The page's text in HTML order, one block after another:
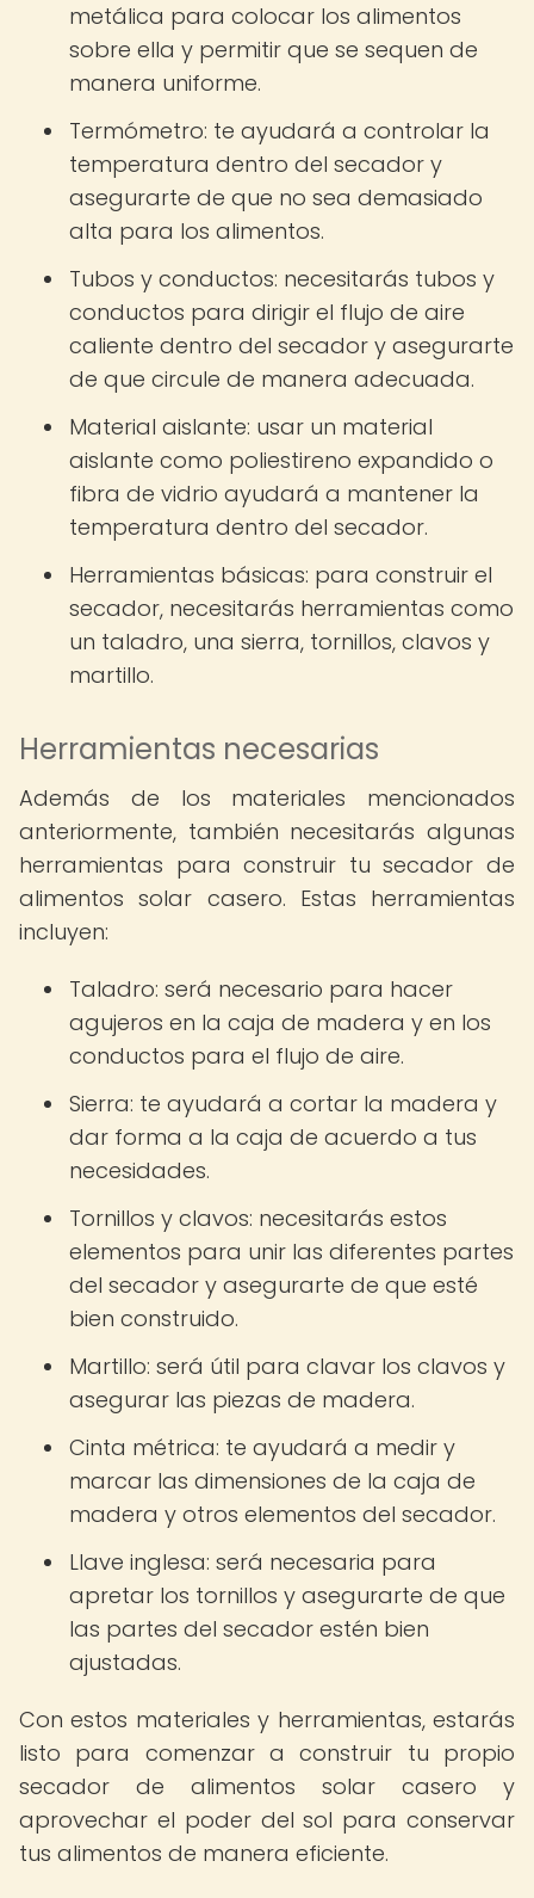
metálica para colocar los alimentos
sobre ella y permitir que se sequen de
manera uniforme.
Termómetro: te ayudará a controlar la
temperatura dentro del secador y
asegurarte de que no sea demasiado
alta para los alimentos.
Tubos y conductos: necesitarás tubos y
conductos para dirigir el flujo de aire
caliente dentro del secador y asegurarte
de que circule de manera adecuada.
Material aislante: usar un material
aislante como poliestireno expandido o
fibra de vidrio ayudará a mantener la
temperatura dentro del secador.
Herramientas básicas: para construir el
secador, necesitarás herramientas como
un taladro, una sierra, tornillos, clavos y
martillo.
Herramientas necesarias
Además de los materiales mencionados
anteriormente, también necesitarás algunas
herramientas para construir tu secador de
alimentos solar casero. Estas herramientas
incluyen:
Taladro: será necesario para hacer
agujeros en la caja de madera y en los
conductos para el flujo de aire.
Sierra: te ayudará a cortar la madera y
dar forma a la caja de acuerdo a tus
necesidades.
Tornillos y clavos: necesitarás estos
elementos para unir las diferentes partes
del secador y asegurarte de que esté
bien construido.
Martillo: será útil para clavar los clavos y
asegurar las piezas de madera.
Cinta métrica: te ayudará a medir y
marcar las dimensiones de la caja de
madera y otros elementos del secador.
Llave inglesa: será necesaria para
apretar los tornillos y asegurarte de que
las partes del secador estén bien
ajustadas.
Con estos materiales y herramientas, estarás
listo para comenzar a construir tu propio
secador de alimentos solar casero y
aprovechar el poder del sol para conservar
tus alimentos de manera eficiente.